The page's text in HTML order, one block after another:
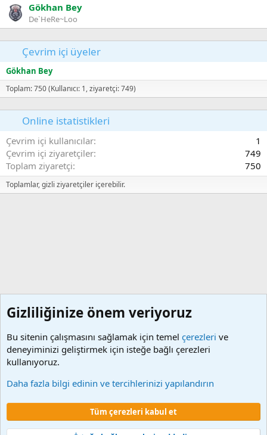
Gökhan Bey
De`HeRe~Loo
Çevrim içi üyeler
Gökhan Bey
Toplam: 750 (Kullanıcı: 1, ziyaretçi: 749)
Online istatistikleri
Çevrim içi kullanıcılar
1
Çevrim içi ziyaretçiler
749
Toplam ziyaretçi
750
Toplamlar, gizli ziyaretçiler içerebilir.
Çerezler
Şartlar ve kurallar
Gizlilik politikası Yardım Ana sayfa
Gizliliğinize önem veriyoruz
Bu sitenin çalışmasını sağlamak için temel çerezleri ve
deneyiminizi geliştirmek için isteğe bağlı çerezleri
kullanıyoruz.
Daha fazla bilgi edinin ve tercihlerinizi yapılandırın
Tüm çerezleri kabul et